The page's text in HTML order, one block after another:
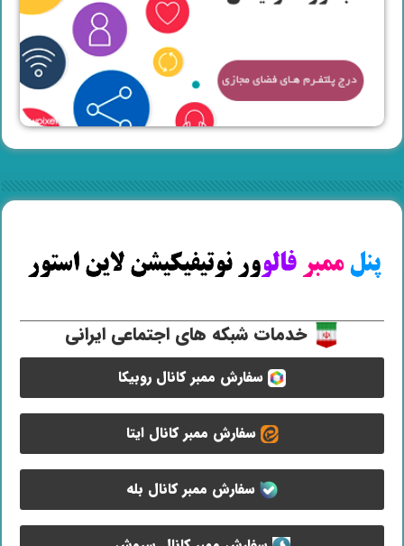
خدمات شبکه های اجتماعی ایرانی
سفارش ممبر کانال روبیکا
سفارش ممبر کانال ایتا
سفارش ممبر کانال بله